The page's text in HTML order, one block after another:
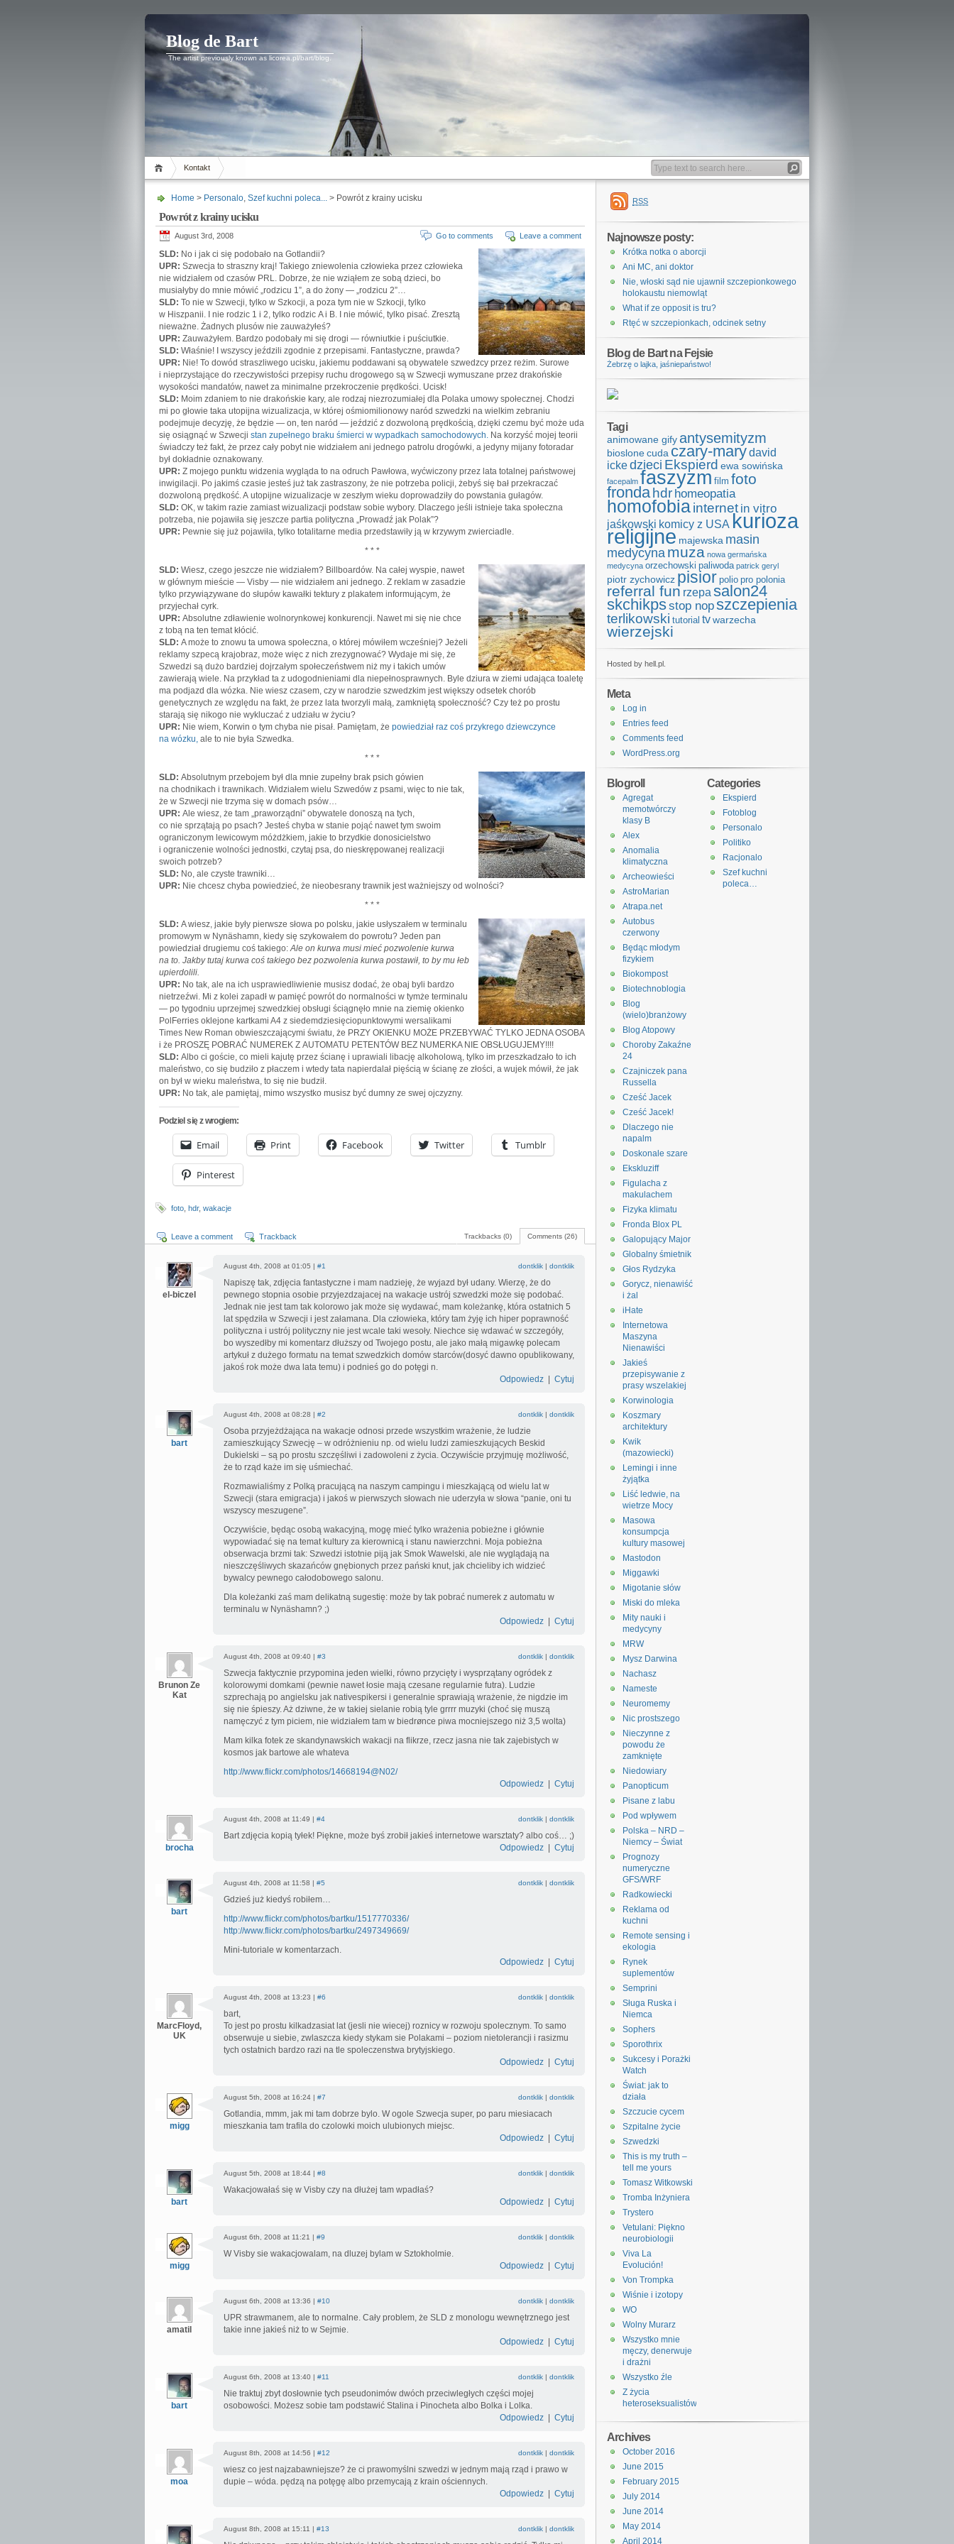
Blog de Bart
The artist previously known as licorea.pl/bart/blog.
Kontakt
Home > Personalo, Szef kuchni poleca... > Powrót z krainy ucisku
Powrót z krainy ucisku
August 3rd, 2008 Leave a comment
Go to comments
SLD: No i jak ci się podobało na Gotlandii?
UPR: Szwecja to straszny kraj! Takiego zniewolenia człowieka przez człowieka
nie widziałem od czasów PRL. Dobrze, że nie wziąłem ze sobą dzieci, bo
musiałyby do mnie mówić „rodzicu 1”, a do żony — „rodzicu 2”…
SLD: To nie w Szwecji, tylko w Szkocji, a poza tym nie w Szkocji, tylko
w Hiszpanii. I nie rodzic 1 i 2, tylko rodzic A i B. I nie mówić, tylko pisać. Zresztą
nieważne. Żadnych plusów nie zauważyłeś?
UPR: Zauważyłem. Bardzo podobały mi się drogi — równiutkie i puściutkie.
SLD: Właśnie! I wszyscy jeździli zgodnie z przepisami. Fantastyczne, prawda?
UPR: Nie! To dowód straszliwego ucisku, jakiemu poddawani są obywatele szwedzcy przez reżim. Surowe
i nieprzystające do rzeczywistości przepisy ruchu drogowego są w Szwecji wymuszane przez drakońskie
wysokości mandatów, nawet za minimalne przekroczenie prędkości. Ucisk!
SLD: Moim zdaniem to nie drakońskie kary, ale rodzaj niezrozumiałej dla Polaka umowy społecznej. Chodzi
mi po głowie taka utopijna wizualizacja, w której ośmiomilionowy naród szwedzki na wielkim zebraniu
podejmuje decyzję, że będzie — on, ten naród — jeździć z dozwoloną prędkością, dzięki czemu być może uda
się osiągnąć w Szwecji stan zupełnego braku śmierci w wypadkach samochodowych. Na korzyść mojej teorii
świadczy też fakt, że przez cały pobyt nie widziałem ani jednego patrolu drogówki, a jedyny mijany fotoradar
był dokładnie oznakowany.
UPR: Z mojego punktu widzenia wygląda to na odruch Pawłowa, wyćwiczony przez lata totalnej państwowej
inwigilacji. Po jakimś czasie jesteś już tak zastraszony, że nie potrzeba policji, żebyś się bał przekraczać
dozwoloną prędkość. A utopijne wizualizacje w zeszłym wieku doprowadziły do powstania gułagów.
SLD: OK, w takim razie zamiast wizualizacji podstaw sobie wybory. Dlaczego jeśli istnieje taka społeczna
potrzeba, nie pojawiła się jeszcze partia polityczna „Prowadź jak Polak”?
UPR: Pewnie się już pojawiła, tylko totalitarne media przedstawiły ją w krzywym zwierciadle.
* * *
SLD: Wiesz, czego jeszcze nie widziałem? Billboardów. Na całej wyspie, nawet
w głównym mieście — Visby — nie widziałem ani jednego. Z reklam w zasadzie
tylko przywiązywane do słupów kawałki tektury z plakatem informującym, że
przyjechał cyrk.
UPR: Absolutne zdławienie wolnorynkowej konkurencji. Nawet mi się nie chce
z tobą na ten temat kłócić.
SLD: A może to znowu ta umowa społeczna, o której mówiłem wcześniej? Jeżeli
reklamy szpecą krajobraz, może więc z nich zrezygnować? Wydaje mi się, że
Szwedzi są dużo bardziej dojrzałym społeczeństwem niż my i takich umów
zawierają wiele. Na przykład ta z udogodnieniami dla niepełnosprawnych. Byle dziura w ziemi udająca toaletę
ma podjazd dla wózka. Nie wiesz czasem, czy w narodzie szwedzkim jest większy odsetek chorób
genetycznych ze względu na fakt, że przez lata tworzyli małą, zamkniętą społeczność? Czy też po prostu
starają się nikogo nie wykluczać z udziału w życiu?
UPR: Nie wiem, Korwin o tym chyba nie pisał. Pamiętam, że powiedział raz coś przykrego dziewczynce
na wózku, ale to nie była Szwedka.
* * *
SLD: Absolutnym przebojem był dla mnie zupełny brak psich gówien
na chodnikach i trawnikach. Widziałem wielu Szwedów z psami, więc to nie tak,
że w Szwecji nie trzyma się w domach psów…
UPR: Ale wiesz, że tam „praworządni” obywatele donoszą na tych,
co nie sprzątają po psach? Jesteś chyba w stanie pojąć nawet tym swoim
ograniczonym lewicowym móżdżkiem, jakie to brzydkie donosicielstwo
i ograniczenie wolności jednostki, czytaj psa, do nieskrępowanej realizacji
swoich potrzeb?
SLD: No, ale czyste trawniki…
UPR: Nie chcesz chyba powiedzieć, że nieobesrany trawnik jest ważniejszy od wolności?
* * *
SLD: A wiesz, jakie były pierwsze słowa po polsku, jakie usłyszałem w terminalu
promowym w Nynäshamn, kiedy się szykowałem do powrotu? Jeden pan
powiedział drugiemu coś takiego:Ale on kurwa musi mieć pozwolenie kurwa
na to. Jakby tutaj kurwa coś takiego bez pozwolenia kurwa postawił, to by mu łeb
upierdolili.
UPR: No tak, ale na ich usprawiedliwienie musisz dodać, że obaj byli bardzo
nietrzeźwi. Mi z kolei zapadł w pamięć powrót do normalności w tymże terminalu
— po tygodniu uprzejmej szwedzkiej obsługi ściągnęło mnie na ziemię okienko
PolFerries oklejone kartkami A4 z siedemdziesięciopunktowymi wersalikami
Times New Roman obwieszczającymi światu, że PRZY OKIENKU MOŻE PRZEBYWAĆ TYLKO JEDNA OSOBA
i że PROSZĘ POBRAĆ NUMEREK Z AUTOMATU PETENTÓW BEZ NUMERKA NIE OBSŁUGUJEMY!!!!
SLD: Albo ci goście, co mieli kajutę przez ścianę i uprawiali libację alkoholową, tylko im przeszkadzało to ich
maleństwo, co się budziło z płaczem i wtedy tata napierdalał pięścią w ścianę ze złości, a wujek mówił, że jak
on był w wieku maleństwa, to się nie budził.
UPR: No tak, ale pamiętaj, mimo wszystko musisz być dumny ze swej ojczyzny.
Podziel się z wrogiem:
Email Print Facebook Twitter Tumblr
Pinterest
foto hdr, wakacje
Comments (26)
Trackbacks (0)
Leave a comment Trackback
el-biczel
August 4th, 2008 at 01:05 | #1 dontklik | dontklik
Napiszę tak, zdjęcia fantastyczne i mam nadzieję, że wyjazd był udany. Wierzę, że do
pewnego stopnia osobie przyjezdzajacej na wakacje ustrój szwedzki może się podobać.
Jednak nie jest tam tak kolorowo jak może się wydawać, mam koleżankę, która ostatnich 5
lat spędziła w Szwecji i jest załamana. Dla człowieka, który tam żyję ich hiper poprawność
polityczna i ustrój polityczny nie jest wcale taki wesoły. Niechce się wdawać w szczegóły,
bo wyszedłby mi komentarz dłuższy od Twojego postu, ale jako małą migawkę polecam
artykuł z dużego formatu na temat szwedzkich domów starców(dosyć dawno opublikowany,
jakoś rok może dwa lata temu) i podnieś go do potęgi n.
Odpowiedz
Cytuj
bart
August 4th, 2008 at 08:28 | #2 dontklik | dontklik
Osoba przyjeżdżająca na wakacje odnosi przede wszystkim wrażenie, że ludzie
zamieszkujący Szwecję – w odróżnieniu np. od wielu ludzi zamieszkujących Beskid
Dukielski – są po prostu szczęśliwi i zadowoleni z życia. Oczywiście przyjmuję możliwość,
że to rząd każe im się uśmiechać.
Rozmawialiśmy z Polką pracującą na naszym campingu i mieszkającą od wielu lat w
Szwecji (stara emigracja) i jakoś w pierwszych słowach nie uderzyła w słowa “panie, oni tu
wszyscy meszugene”.
Oczywiście, będąc osobą wakacyjną, mogę mieć tylko wrażenia pobieżne i głównie
wypowiadać się na temat kultury za kierownicą i stanu nawierzchni. Moja pobieżna
obserwacja brzmi tak: Szwedzi istotnie piją jak Smok Wawelski, ale nie wyglądają na
nieszczęśliwych skazańców gnębionych przez pański knut, jak chcieliby ich widzieć
bywalcy pewnego całodobowego salonu.
Dla koleżanki zaś mam delikatną sugestię: może by tak pobrać numerek z automatu w
terminalu w Nynäshamn? ;)
Odpowiedz
Cytuj
Brunon Ze
Kat
August 4th, 2008 at 09:40 | #3 dontklik | dontklik
Szwecja faktycznie przypomina jeden wielki, równo przycięty i wysprzątany ogródek z
kolorowymi domkami (pewnie nawet łosie mają czesane regularnie futra). Ludzie
szprechają po angielsku jak nativespikersi i generalnie sprawiają wrażenie, że nigdzie im
się nie śpieszy. Aż dziwne, że w takiej sielanie robią tyle grrrr muzyki (choć się muszą
namęczyć z tym piciem, nie widziałem tam w biedrønce piwa mocniejszego niż 3,5 wolta)
Mam kilka fotek ze skandynawskich wakacji na flikrze, rzecz jasna nie tak zajebistych w
kosmos jak bartowe ale whateva
http://www.flickr.com/photos/14668194@N02/
Odpowiedz
Cytuj
brocha
August 4th, 2008 at 11:49 | #4 dontklik | dontklik
Bart zdjęcia kopią tyłek! Piękne, może byś zrobił jakieś internetowe warsztaty? albo coś… ;)
Odpowiedz
Cytuj
bart
August 4th, 2008 at 11:58 | #5 dontklik | dontklik
Gdzieś już kiedyś robiłem…
http://www.flickr.com/photos/bartku/1517770336/
http://www.flickr.com/photos/bartku/2497349669/
Mini-tutoriale w komentarzach.
Odpowiedz
Cytuj
MarcFloyd,
UK
August 4th, 2008 at 13:23 | #6 dontklik | dontklik
bart,
To jest po prostu kilkadzasiat lat (jesli nie wiecej) roznicy w rozwoju spolecznym. To samo
obserwuje u siebie, zwlaszcza kiedy stykam sie Polakami – poziom nietolerancji i rasizmu
tych ostatnich bardzo razi na tle spoleczenstwa brytyjskiego.
Odpowiedz
Cytuj
migg
August 5th, 2008 at 16:24 | #7 dontklik | dontklik
Gotlandia, mmm, jak mi tam dobrze bylo. W ogole Szwecja super, po paru miesiacach
mieszkania tam trafila do czolowki moich ulubionych miejsc.
Odpowiedz
Cytuj
bart
August 5th, 2008 at 18:44 | #8 dontklik | dontklik
Wakacjowałaś się w Visby czy na dłużej tam wpadłaś?
Odpowiedz
Cytuj
migg
August 6th, 2008 at 11:21 | #9 dontklik | dontklik
W Visby sie wakacjowalam, na dluzej bylam w Sztokholmie.
Odpowiedz
Cytuj
amatil
August 6th, 2008 at 13:36 | #10 dontklik | dontklik
UPR strawmanem, ale to normalne. Cały problem, że SLD z monologu wewnętrznego jest
takie inne jakieś niż to w Sejmie.
Odpowiedz
Cytuj
bart
August 6th, 2008 at 13:40 | #11 dontklik | dontklik
Nie traktuj zbyt dosłownie tych pseudonimów dwóch przeciwległych części mojej
osobowości. Możesz sobie tam podstawić Stalina i Pinocheta albo Bolka i Lolka.
Odpowiedz
Cytuj
moa
August 8th, 2008 at 14:56 | #12 dontklik | dontklik
wiesz co jest najzabawniejsze? że ci prawomyślni szwedzi w jednym mają rząd i prawo w
dupie – wóda. pędzą na potęgę albo przemycają z krain ościennych.
Odpowiedz
Cytuj
August 8th, 2008 at 15:11 | #13 dontklik | dontklik
RSS
Najnowsze posty:
Krótka notka o aborcji
Ani MC, ani doktor
Nie, włoski sąd nie ujawnił szczepionkowego
holokaustu niemowląt
What if ze opposit is tru?
Rtęć w szczepionkach, odcinek setny
Blog de Bart na Fejsie
Żebrzę o lajka, jaśniepaństwo!
Tagi
animowane gifyantysemityzm
bioslonecuda czary-marydavid
ickedzieci Ekspierd ewa sowińska
facepalm faszyzm film foto
frondahdr homeopatia
homofobiainternet in vitro
jaśkowski komicy z USA kurioza
religijne majewska masin
medycyna muza nowa germańska
medycyna orzechowski paliwoda patrick geryl
piotr zychowicz pisior polio pro polonia
referral fun rzepa salon24
skchikpsstop nopszczepienia
terlikowski tutorial tvwarzecha
wierzejski
Hosted by hell.pl.
Meta
Log in
Entries feed
Comments feed
WordPress.org
Categories
Ekspierd
Fotoblog
Personalo
Politiko
Racjonalo
Szef kuchni
poleca…
Blogroll
Agregat
memotwórczy
klasy B
Alex
Anomalia
klimatyczna
Archeowieści
AstroMarian
Atrapa.net
Autobus
czerwony
Będąc młodym
fizykiem
Biokompost
Biotechnoblogia
Blog
(wielo)branżowy
Blog Atopowy
Choroby Zakaźne
24
Czajniczek pana
Russella
Cześć Jacek
Cześć Jacek!
Dlaczego nie
napalm
Doskonale szare
Ekskluziff
Figulacha z
makulachem
Fizyka klimatu
Fronda Blox PL
Galopujący Major
Globalny śmietnik
Głos Rydzyka
Gorycz, nienawiść
i żal
iHate
Internetowa
Maszyna
Nienawiści
Jakieś
przepisywanie z
prasy wszelakiej
Korwinologia
Koszmary
architektury
Kwik
(mazowiecki)
Lemingi i inne
żyjątka
Liść ledwie, na
wietrze Mocy
Masowa
konsumpcja
kultury masowej
Mastodon
Miggawki
Migotanie słów
Miski do mleka
Mity nauki i
medycyny
MRW
Mysz Darwina
Nachasz
Nameste
Neuromemy
Nic prostszego
Nieczynne z
powodu że
zamknięte
Niedowiary
Panopticum
Pisane z labu
Pod wpływem
Polska – NRD –
Niemcy – Świat
Prognozy
numeryczne
GFS/WRF
Radkowiecki
Reklama od
kuchni
Remote sensing i
ekologia
Rynek
suplementów
Semprini
Sługa Ruska i
Niemca
Sophers
Sporothrix
Sukcesy i Porażki
Watch
Świat: jak to
działa
Szczucie cycem
Szpitalne życie
Szwedzki
This is my truth –
tell me yours
Tomasz Witkowski
Tromba Inżyniera
Trystero
Vetulani: Piękno
neurobiologii
Viva La
Evolución!
Von Trompka
Wiśnie i izotopy
WO
Wolny Murarz
Wszystko mnie
męczy, denerwuje
i drażni
Wszystko źle
Z życia
heteroseksualistów
Archives
October 2016
June 2015
February 2015
July 2014
June 2014
May 2014
April 2014